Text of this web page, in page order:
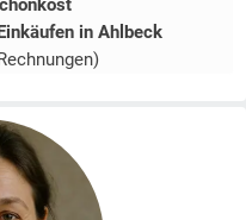
in Ahlbeck